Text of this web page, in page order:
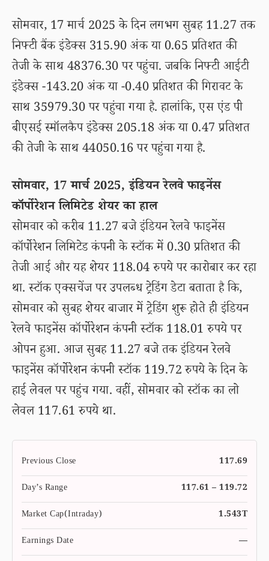
सोमवार, 17 मार्च 2025 के दिन लगभग सुबह 11.27 तक
निफ्टी बैंक इंडेक्स 315.90 अंक या 0.65 प्रतिशत की
तेजी के साथ 48376.30 पर पहुंचा. जबकि निफ्टी आईटी
इंडेक्स -143.20 अंक या -0.40 प्रतिशत की गिरावट के
साथ 35979.30 पर पहुंचा गया है. हालांकि, एस एंड पी
बीएसई स्मॉलकैप इंडेक्स 205.18 अंक या 0.47 प्रतिशत
की तेजी के साथ 44050.16 पर पहुंचा गया है.
सोमवार, 17 मार्च 2025, इंडियन रेलवे फाइनेंस
कॉर्पोरेशन लिमिटेड शेयर का हाल
सोमवार को करीब 11.27 बजे इंडियन रेलवे फाइनेंस
कॉर्पोरेशन लिमिटेड कंपनी के स्टॉक में 0.30 प्रतिशत की
तेजी आई और यह शेयर 118.04 रुपये पर कारोबार कर रहा
था. स्टॉक एक्सचेंज पर उपलब्ध ट्रेडिंग डेटा बताता है कि,
सोमवार को सुबह शेयर बाजार में ट्रेडिंग शुरू होते ही इंडियन
रेलवे फाइनेंस कॉर्पोरेशन कंपनी स्टॉक 118.01 रुपये पर
ओपन हुआ. आज सुबह 11.27 बजे तक इंडियन रेलवे
फाइनेंस कॉर्पोरेशन कंपनी स्टॉक 119.72 रुपये के दिन के
हाई लेवल पर पहुंच गया. वहीं, सोमवार को स्टॉक का लो
लेवल 117.61 रुपये था.
Previous Close
117.69
Day’s Range
117.61 – 119.72
Market Cap(Intraday)
1.543T
Earnings Date
—